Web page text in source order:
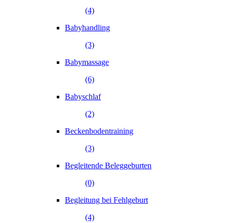
(4)
Babyhandling
(3)
Babymassage
(6)
Babyschlaf
(2)
Beckenbodentraining
(3)
Begleitende Beleggeburten
(0)
Begleitung bei Fehlgeburt
(4)